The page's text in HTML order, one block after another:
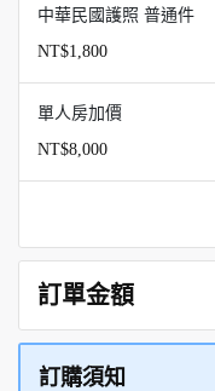
中華民國護照 普通件
NT$1,800
單人房加價
NT$8,000
訂單金額
訂購須知